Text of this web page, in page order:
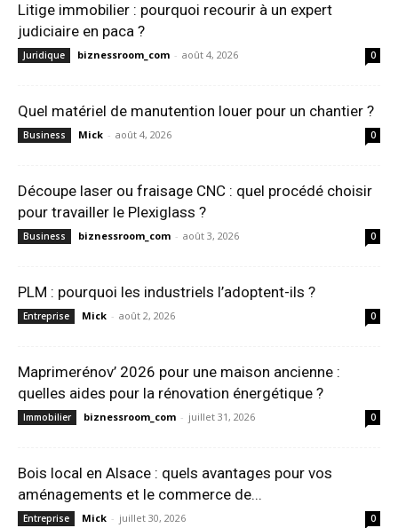
Litige immobilier : pourquoi recourir à un expert
judiciaire en paca ?
Juridique biznessroom_com - août 4, 2026 0
Quel matériel de manutention louer pour un chantier ?
Business Mick - août 4, 2026 0
Découpe laser ou fraisage CNC : quel procédé choisir
pour travailler le Plexiglass ?
Business biznessroom_com - août 3, 2026 0
PLM : pourquoi les industriels l’adoptent-ils ?
Entreprise Mick - août 2, 2026 0
Maprimerénov’ 2026 pour une maison ancienne :
quelles aides pour la rénovation énergétique ?
Immobilier biznessroom_com - juillet 31, 2026 0
Bois local en Alsace : quels avantages pour vos
aménagements et le commerce de...
Entreprise Mick - juillet 30, 2026 0